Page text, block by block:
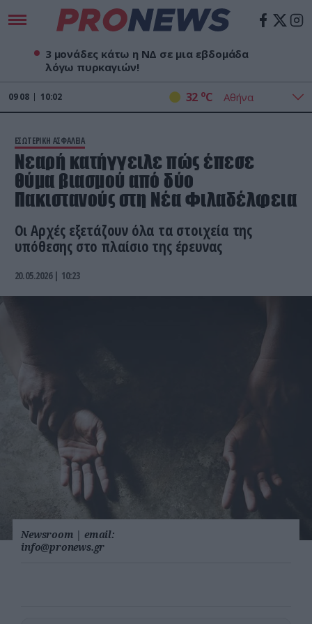
3 μονάδες κάτω η ΝΔ σε μια εβδομάδα
λόγω πυρκαγιών!
09 08 10:02 32 oC
ΕΣΩΤΕΡΙΚΗ ΑΣΦΑΛΕΙΑ
Νεαρή κατήγγειλε πώς έπεσε
θύμα βιασμού από δύο
Πακιστανούς στη Νέα Φιλαδέλφεια
Οι Αρχές εξετάζουν όλα τα στοιχεία της
υπόθεσης στο πλαίσιο της έρευνας
20.05.2026 | 10:23
Newsroom | email:
info@pronews.gr